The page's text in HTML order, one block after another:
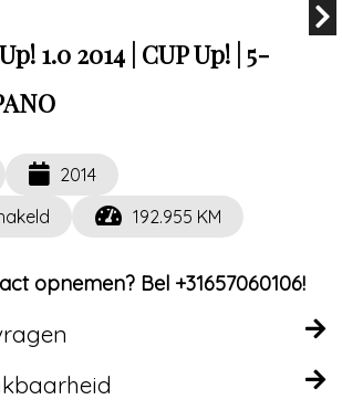
1.0 2014 | CUP Up! | 5-
2014
192.955 KM
opnemen? Bel +31657060106!